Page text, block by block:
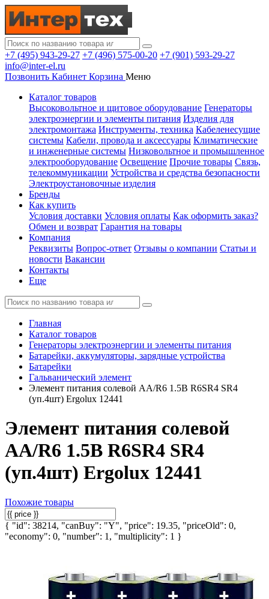
+7 (495) 943-29-27 +7 (496) 575-00-20 +7 (901) 593-29-27
info@inter-el.ru
Позвонить Кабинет Корзина Меню
Каталог товаров
Высоковольтное и щитовое оборудование Генераторы
электроэнергии и элементы питания Изделия для
электромонтажа Инструменты, техника Кабеленесущие
системы Кабели, провода и аксессуары Климатические
и инженерные системы Низковольтное и промышленное
электрооборудование Освещение Прочие товары Связь,
телекоммуникации Устройства и средства безопасности
Электроустановочные изделия
Бренды
Как купить
Условия доставки Условия оплаты Как оформить заказ?
Обмен и возврат Гарантия на товары
Компания
Реквизиты Вопрос-ответ Отзывы о компании Статьи и
новости Вакансии
Контакты
Еще
Главная
Каталог товаров
Генераторы электроэнергии и элементы питания
Батарейки, аккумуляторы, зарядные устройства
Батарейки
Гальванический элемент
Элемент питания солевой AA/R6 1.5В R6SR4 SR4
(уп.4шт) Ergolux 12441
Элемент питания солевой
AA/R6 1.5В R6SR4 SR4
(уп.4шт) Ergolux 12441
Похожие товары
{ "id": 38214, "canBuy": "Y", "price": 19.35, "priceOld": 0,
"economy": 0, "number": 1, "multiplicity": 1 }